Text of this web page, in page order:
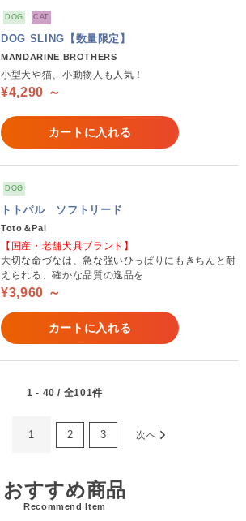
DOG CAT
DOG SLING【数量限定】
MANDARINE BROTHERS
小型犬や猫、小動物人も人気！
¥4,290 ～
カートに入れる
DOG
トトパル ソフトリード
Toto＆Pal
【国産・老舗犬具ブランド】
大切な命づなは、急な強いひっぱりにもきちんと耐
えられる、確かな品質の逸品を
¥3,960 ～
カートに入れる
1 - 40 / 全101件
1 2 3 次へ
おすすめ商品
Recommend Item